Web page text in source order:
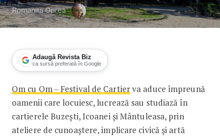
Romanita Oprea
Adaugă Revista Biz
ca sursă preferată în Google
Om cu Om – Festival de Cartier
Om cu Om – Festival de Cartierva aduce împreună
oamenii care locuiesc, lucrează sau studiază în
cartierele Buzești, Icoanei și Mântuleasa, prin
ateliere de cunoaștere, implicare civică și artă